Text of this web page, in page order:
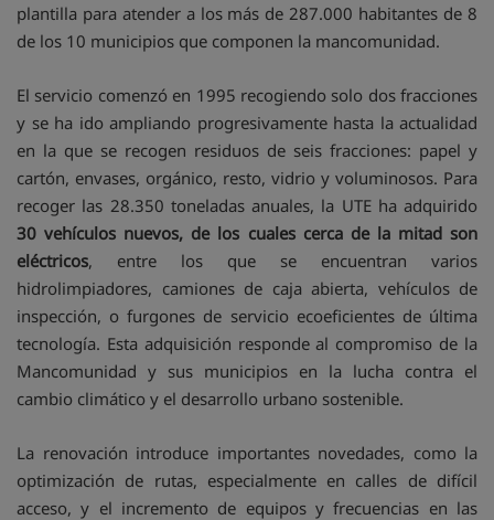
plantilla para atender a los más de 287.000 habitantes de 8
de los 10 municipios que componen la mancomunidad.
El servicio comenzó en 1995 recogiendo solo dos fracciones
y se ha ido ampliando progresivamente hasta la actualidad
en la que se recogen residuos de seis fracciones: papel y
cartón, envases, orgánico, resto, vidrio y voluminosos. Para
recoger las 28.350 toneladas anuales, la UTE ha adquirido
30 vehículos nuevos, de los cuales cerca de la mitad son
eléctricos, entre los que se encuentran varios
hidrolimpiadores, camiones de caja abierta, vehículos de
inspección, o furgones de servicio ecoeficientes de última
tecnología. Esta adquisición responde al compromiso de la
Mancomunidad y sus municipios en la lucha contra el
cambio climático y el desarrollo urbano sostenible.
La renovación introduce importantes novedades, como la
optimización de rutas, especialmente en calles de difícil
acceso, y el incremento de equipos y frecuencias en las